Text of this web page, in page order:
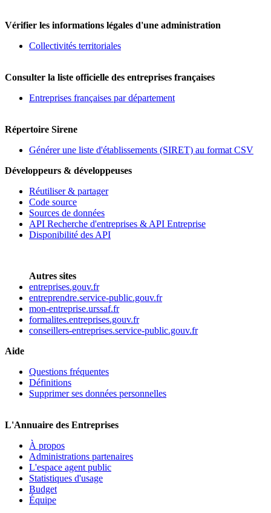
Vérifier les informations légales d'une administration
Collectivités territoriales
Consulter la liste officielle des entreprises françaises
Entreprises françaises par département
Répertoire Sirene
Générer une liste d'établissements (SIRET) au format CSV
Développeurs & développeuses
Réutiliser & partager
Code source
Sources de données
API Recherche d'entreprises & API Entreprise
Disponibilité des API
Autres sites
entreprises.gouv.fr
entreprendre.service-public.gouv.fr
mon-entreprise.urssaf.fr
formalites.entreprises.gouv.fr
conseillers-entreprises.service-public.gouv.fr
Aide
Questions fréquentes
Définitions
Supprimer ses données personnelles
L'Annuaire des Entreprises
À propos
Administrations partenaires
L'espace agent public
Statistiques d'usage
Budget
Équipe